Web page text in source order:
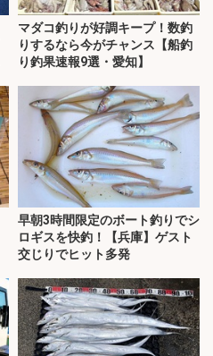
マダコ釣りが好調キープ！数釣
りするなら今がチャンス【船釣
り釣果速報9選・愛知】
早朝3時間限定のボート釣りでシ
ロギスを快釣！【兵庫】ゲスト
交じりでヒット多発